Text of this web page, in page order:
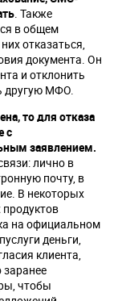
. Также
в общем
отказаться,
документа. Он
и отклонить
другую МФО.
то для отказа
с
заявлением.
лично в
почту, в
В некоторых
на официальном
деньги,
клиента,
чтобы